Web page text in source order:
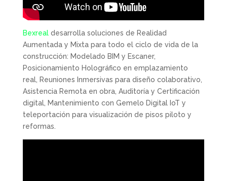
Bexrealdesarrolla soluciones de Realidad
Aumentada y Mixta para todo el ciclo de vida de la
construcción: Modelado BIM y Escaner,
Posicionamiento Holográfico en emplazamiento
real, Reuniones Inmersivas para diseño colaborativo,
Asistencia Remota en obra, Auditoría y Certificación
digital, Mantenimiento con Gemelo Digital IoT y
teleportación para visualización de pisos piloto y
reformas.